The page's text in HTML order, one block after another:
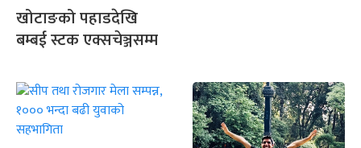
खोटाङको पहाडदेखि
बम्बई स्टक एक्सचेञ्जसम्म